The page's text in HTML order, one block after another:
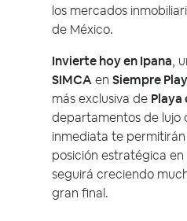
los mercados
de México.
Invierte hoy en Ipana,
SIMCAen Siempre
más exclusiva de Playa
departamentos de lujo
inmediata te
posición estratégica
seguirá creciendo
gran final.